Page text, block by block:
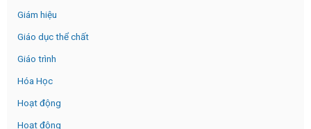
Giám hiệu
Giáo dục thể chất
Giáo trình
Hóa Học
Hoạt động
Hoạt động